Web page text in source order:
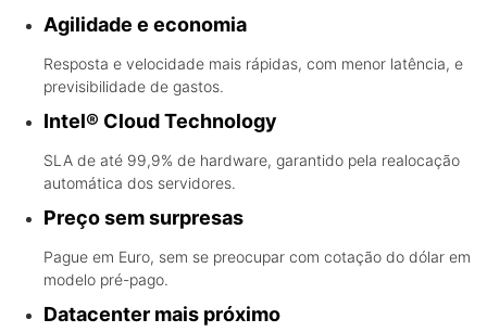
Agilidade e economia
Resposta e velocidade mais rápidas, com menor latência, e
previsibilidade de gastos.
Intel® Cloud Technology
SLA de até 99,9% de hardware, garantido pela realocação
automática dos servidores.
Preço sem surpresas
Pague em Euro, sem se preocupar com cotação do dólar em
modelo pré-pago.
Datacenter mais próximo